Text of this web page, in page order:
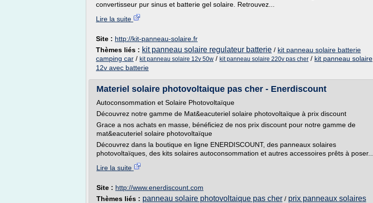
convertisseur pur sinus et batterie gel solaire. Retrouvez...
Lire la suite
Site : http://kit-panneau-solaire.fr
Thèmes liés : kit panneau solaire regulateur batterie / kit panneau solaire batterie
camping car / kit panneau solaire 12v 50w / kit panneau solaire 220v pas cher / kit panneau solaire
12v avec batterie
Materiel solaire photovoltaique pas cher - Enerdiscount
Autoconsommation et Solaire Photovoltaïque
Découvrez notre gamme de Mat&eacuteriel solaire photovoltaïque à prix discount
Grace a nos achats en masse, bénéficiez de nos prix discount pour notre gamme de
mat&eacuteriel solaire photovoltaïque
Découvrez dans la boutique en ligne ENERDISCOUNT, des panneaux solaires
photovoltaïques, des kits solaires autoconsommation et autres accessoires prêts à poser....
Lire la suite
Site : http://www.enerdiscount.com
Thèmes liés : panneau solaire photovoltaique pas cher / prix panneaux solaires